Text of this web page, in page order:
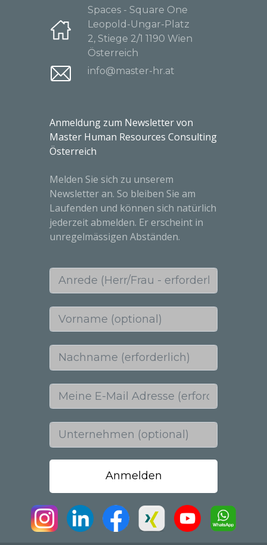
Spaces - Square One
Leopold-Ungar-Platz
2, Stiege 2/1 1190 Wien
Österreich
info@master-hr.at
Anmeldung zum Newsletter von
Master Human Resources Consulting
Österreich
Melden Sie sich zu unserem
Newsletter an. So bleiben Sie am
Laufenden und können sich natürlich
jederzeit abmelden. Er erscheint in
unregelmässigen Abständen.